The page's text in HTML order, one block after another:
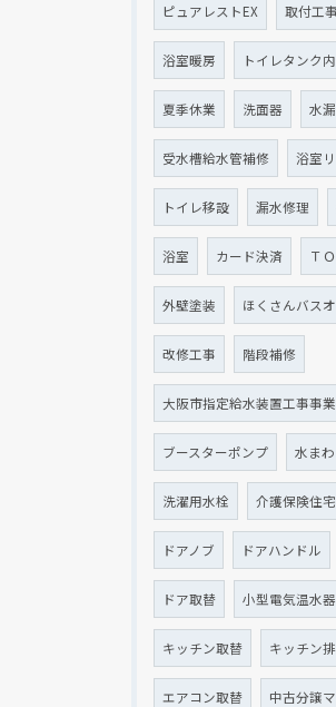
ピュアレストEX 取付工事
浴室暖房 トイレタンク
夏季休業 洗面器 水
受水槽給水管補修 浴室
トイレ移設 漏水修理
浴室 カード決済 Ｔ
外壁塗装 ほくさんバス
改修工事 階段補修
大阪市指定給水装置工事事
ブースターポンプ 水ま
洗濯用水栓 介護保険住
ドアノブ ドアハンドル
ドア取替 小型電気温水器
キッチン取替 キッチン
エアコン取替 中古分譲